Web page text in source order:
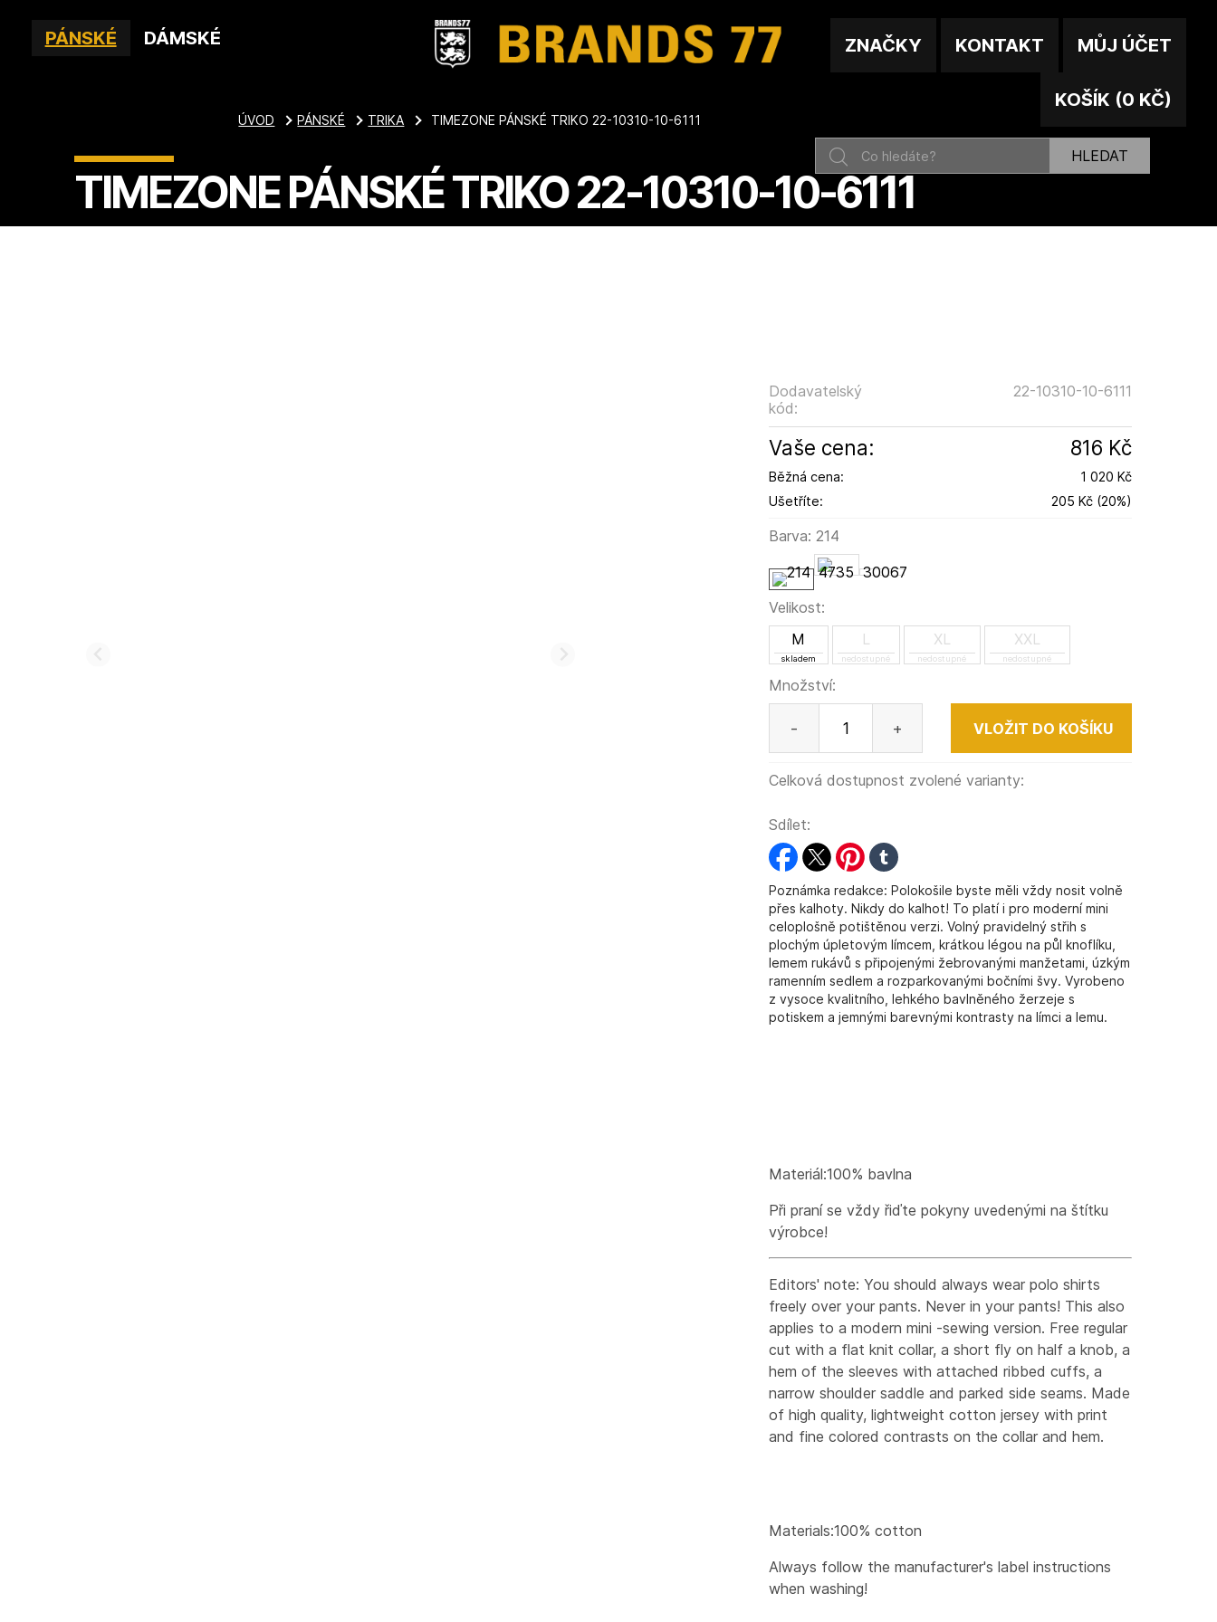
TIMEZONE PÁNSKÉ TRIKO 22-10310-10-6111
Dodavatelský
kód:
22-10310-10-6111
Vaše cena: 816 Kč
Běžná cena:
1 020 Kč
Ušetříte:
205 Kč (20%)
Barva: 214
30067
Velikost:
M
skladem
L
nedostupné
XL
nedostupné
XXL
nedostupné
Množství:
- +
Celková dostupnost zvolené varianty:
Sdílet:
facebook
twitterpinterest
tumblr
Poznámka redakce: Polokošile byste měli vždy nosit volně
přes kalhoty. Nikdy do kalhot! To platí i pro moderní mini
celoplošně potištěnou verzi. Volný pravidelný střih s
plochým úpletovým límcem, krátkou légou na půl knoflíku,
lemem rukávů s připojenými žebrovanými manžetami, úzkým
ramenním sedlem a rozparkovanými bočními švy. Vyrobeno
z vysoce kvalitního, lehkého bavlněného žerzeje s
potiskem a jemnými barevnými kontrasty na límci a lemu.
Materiál:100% bavlna
Při praní se vždy řiďte pokyny uvedenými na štítku
výrobce!
Editors' note: You should always wear polo shirts
freely over your pants. Never in your pants! This also
applies to a modern mini -sewing version. Free regular
cut with a flat knit collar, a short fly on half a knob, a
hem of the sleeves with attached ribbed cuffs, a
narrow shoulder saddle and parked side seams. Made
of high quality, lightweight cotton jersey with print
and fine colored contrasts on the collar and hem.
Materials:100% cotton
Always follow the manufacturer's label instructions
when washing!
HLEDAT
ZNAČKY KONTAKT MŮJ ÚČET
KOŠÍK (0 KČ)
ÚVOD PÁNSKÉ TRIKA TIMEZONE PÁNSKÉ TRIKO 22-10310-10-6111
PÁNSKÉ DÁMSKÉ